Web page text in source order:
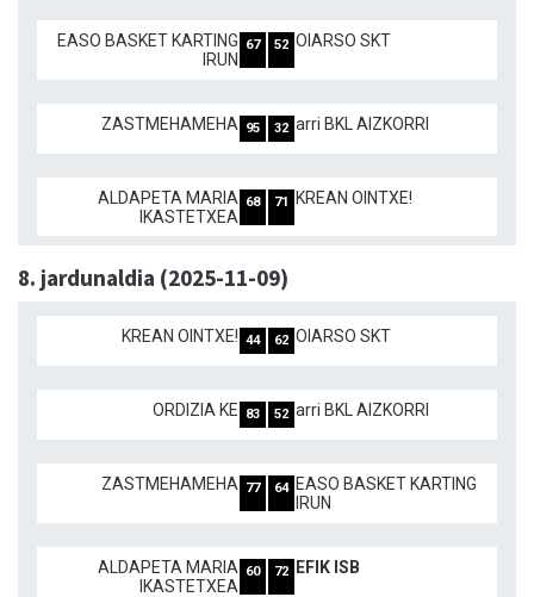
EASO BASKET KARTING
IRUN
67 52 OIARSO SKT
ZASTMEHAMEHA 95 32 arri BKL AIZKORRI
ALDAPETA MARIA
IKASTETXEA
68 71 KREAN OINTXE!
8. jardunaldia (2025-11-09)
KREAN OINTXE! 44 62 OIARSO SKT
ORDIZIA KE 83 52 arri BKL AIZKORRI
ZASTMEHAMEHA 77 64
EASO BASKET KARTING
IRUN
ALDAPETA MARIA
IKASTETXEA
60 72 EFIK ISB